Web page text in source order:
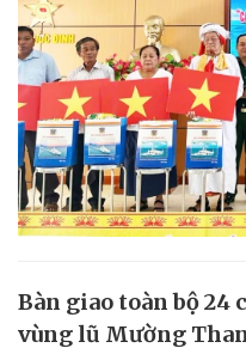
Bàn giao toàn bộ 24
vùng lũ Mường